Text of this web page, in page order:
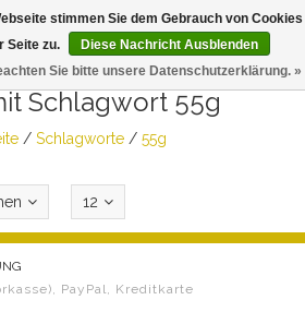
Schlagwort 55g
/ Schlagworte / 55g
12
PayPal, Kreditkarte
stimmen Sie dem Gebrauch von Cookies
Seite zu.
Diese Nachricht Ausblenden
Sie bitte unsere Datenschutzerklärung. »